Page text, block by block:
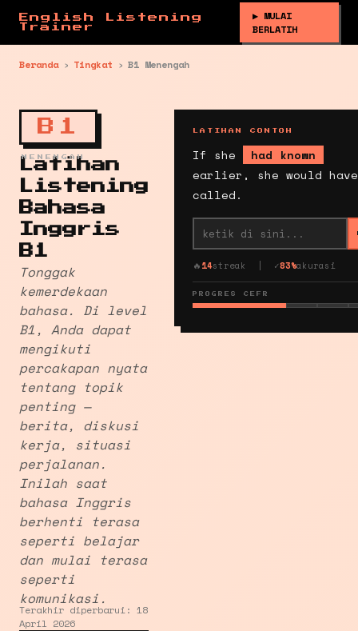
English Listening
Trainer
▶ MULAI
BERLATIH
Beranda › Tingkat › B1 Menengah
B1
MENENGAH
Latihan
Listening
Bahasa
Inggris
B1
Tonggak
kemerdekaan
bahasa. Di level
B1, Anda dapat
mengikuti
percakapan nyata
tentang topik
penting —
berita, diskusi
kerja, situasi
perjalanan.
Inilah saat
bahasa Inggris
berhenti terasa
seperti belajar
dan mulai terasa
seperti
komunikasi.
Terakhir diperbarui: 18
April 2026
LATIHAN CONTOH
If she
had known
earlier, she would have
called.
🔥14streak | ✓83%akurasi
PROGRES CEFR